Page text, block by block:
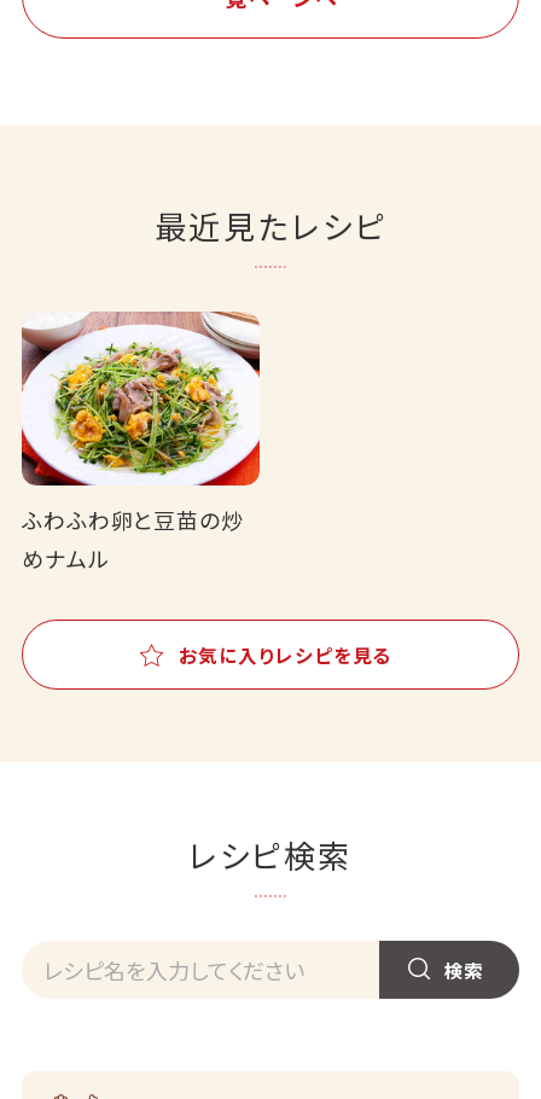
最近見たレシピ
ふわふわ卵と豆苗の炒
めナムル
お気に入りレシピを見る
レシピ検索